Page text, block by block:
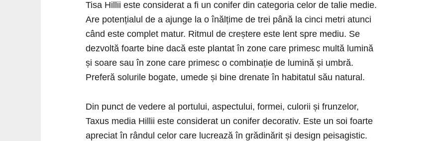
Tisa Hillii este considerat a fi un conifer din categoria celor de talie medie.
Are potențialul de a ajunge la o înălțime de trei până la cinci metri atunci
când este complet matur. Ritmul de creștere este lent spre mediu. Se
dezvoltă foarte bine dacă este plantat în zone care primesc multă lumină
și soare sau în zone care primesc o combinație de lumină și umbră.
Preferă solurile bogate, umede și bine drenate în habitatul său natural.
Din punct de vedere al portului, aspectului, formei, culorii și frunzelor,
Taxus media Hillii este considerat un conifer decorativ. Este un soi foarte
apreciat în rândul celor care lucrează în grădinărit și design peisagistic.